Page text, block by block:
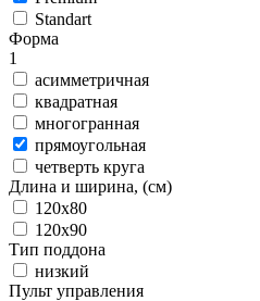
Standart
Форма
1
асимметричная
квадратная
многогранная
прямоугольная
четверть круга
Длина и ширина, (см)
120x80
120x90
Тип поддона
низкий
Пульт управления